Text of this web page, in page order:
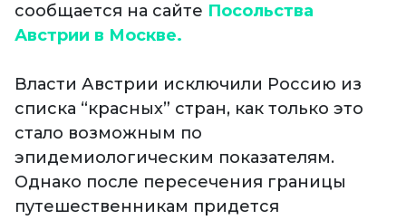
сообщается на сайте Посольства
Австрии в Москве.
Власти Австрии исключили Россию из
списка “красных” стран, как только это
стало возможным по
эпидемиологическим показателям.
Однако после пересечения границы
путешественникам придется